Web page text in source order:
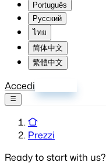
Português
Русский
ไทย
简体中文
繁體中文
Accedi
Prezzi
Readyto start with us?